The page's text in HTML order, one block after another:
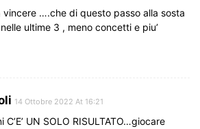
vincere ….che di questo passo alla sosta
ultime 3 , meno concetti e piu’
14 Ottobre 2022 At 16:21
UN SOLO RISULTATO…giocare